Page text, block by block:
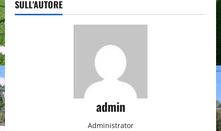
SULL'AUTORE
admin
Administrator